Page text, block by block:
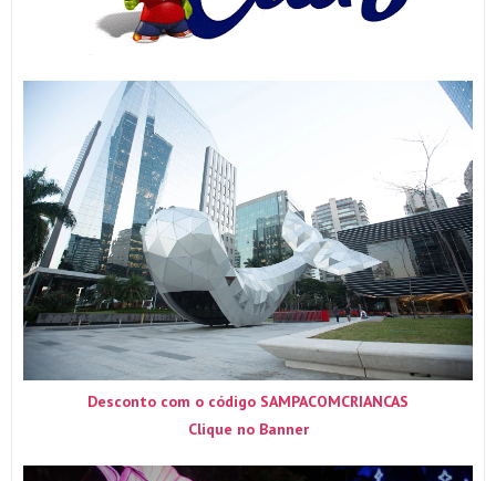
Desconto com o código SAMPACOMCRIANCAS
Clique no Banner